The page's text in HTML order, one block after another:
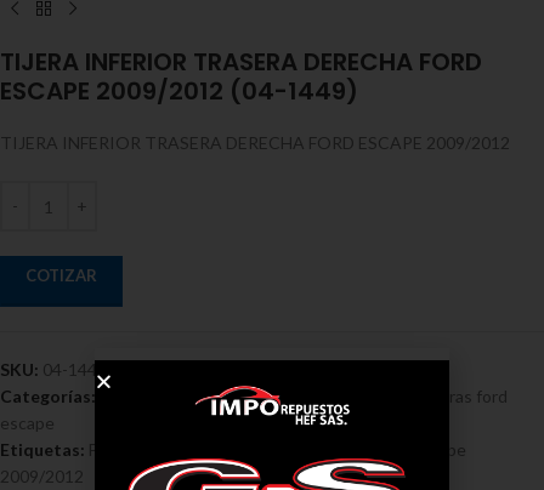
TIJERA INFERIOR TRASERA DERECHA FORD
ESCAPE 2009/2012 (04-1449)
TIJERA INFERIOR TRASERA DERECHA FORD ESCAPE 2009/2012
COTIZAR
SKU: 04-1449
Categorías:
Tensores y Tijeras - Ford
Tensores y tijeras ford
escape
Etiquetas: Ford
Trasera Derecha Ford Escape
2009/2012